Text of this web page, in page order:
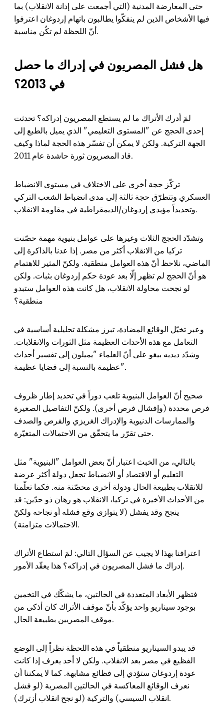
حتى المعارضة المدنية (التي أجمعت على إدانة الانقلاب) بما
فيها الأشخاص الذين لم ينفكّوا يطالبون باتهام إردوغان اعترفوا
أنّ اللحظة لم تكُن مناسبة.
هل فشل المصريون في إدراك ما حصل
لمَ أدرك الأتراك ما لم يستطع المصريون إدراكه؟ تحدثت
إحدى الحجج عن "المستوى التعليمي" الذي يميل بالطبع إلى
الجهة التركية. ولكن لا يمكن أن تفسّر هذه الحجة لماذا وكيف
قاد المصريون ثورة حاشدة عام 2011.
تركّز حجة أخرى على الاختلاف في مستوى الانضباط
العسكري وتتطرّق حجة ثالثة إلى مدى انضباط الشعب التركي
وتحديداً مؤيدي إردوغان/الديمقراطية في مقاومة الانقلاب.
وتشدّد الحجج الثلاث وغيرها على عوامل بنيوية مهمة حصّنت
تركيا من الانقلاب أكثر من مصر. إذا عدنا بالذاكرة إلى
الماضي، نلاحظ أنّ هذه العوامل منطقية. ولكنّ المثير للاهتمام
هو أنّ الحجج لم تظهر إلّا بعد عودة حكم إردوغان بثبات. ولكن
لو نجحت محاولة الانقلاب، هل كانت هذه العوامل ستبدو
منطقية؟
وعبر تخيّل الوقائع المضادة، تبرز مشكلة تحليلية أساسية في
التعامل مع هذه الأحداث العظيمة مثل الثورات والانقلابات.
وشدّد ديديه بيغو على أنّ العلماء "يميلون إلى تفسير أحداث
عظيمة بالنسبة إلى قضايا عظيمة".
صحيح أنّ العوامل البنيوية تلعب دوراً في تحديد إطار ظروف
فرص محددة (وإفشال فرص أخرى). ولكنّ التفاصيل الصغيرة
والممارسات الدنيوية والإدراك الغريزي والفرص والصدف
حتى تقرّر ما يتحقّق من الاحتمالات المتغيّرة.
بالتالي، من الخبث اعتبار أنّ بعض العوامل "البنيوية" مثل
التعليم أو الاقتصاد أو الانضباط تجعل دولة أكثر عرضة
للانقلاب بطبيعة الحال ودولة أخرى محصّنة منه. فكما تعلّمنا
من الأحداث الأخيرة في تركيا، الانقلاب هو رهان ذو حدّين: قد
ينجح وقد يفشل (لا يتوازى وقع فشله أو نجاحه ولكنّ
الاحتمالات متزامنة).
اعترافنا بهذا لا يجيب عن السؤال التالي: لمَ استطاع الأتراك
إدراك ما فشل المصريون في إدراكه؟ هذا يعقّد الأمور.
فتظهر الأبعاد المتعددة في الحالتين، ما يشكّك في التخمين
بوجود سيناريو واحد يؤكّد بأنّ موقف الأتراك كان أذكى من
موقف المصريين بطبيعة الحال.
قد يبدو السيناريو منطقياً في هذه اللحظة نظراً إلى الوضع
الفظيع في مصر بعد الانقلاب. ولكن لا أحد يعرف إذا كانت
عودة إردوغان ستؤدي إلى فظائع مشابهة. كما لا يمكننا أن
نعرف الوقائع المعاكسة في الحالتين المصرية (لو فشل
انقلاب السيسي) والتركية (لو نجح انقلاب أزترك).